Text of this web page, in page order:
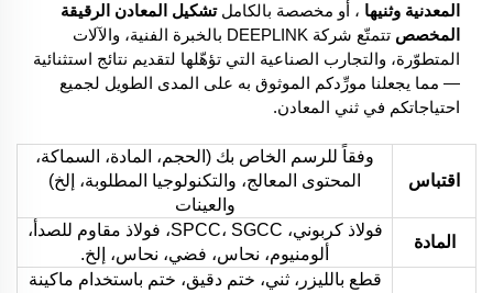
المعدنية وثنيها ، أو مخصصة بالكاملتشكيل المعادن الرقيقة
المخصص
تتمتّع شركة DEEPLINK بالخبرة الفنية، والآلات
المتطوّرة، والتجارب الصناعية التي تؤهّلها لتقديم نتائج استثنائية
— مما يجعلنا مورِّدكم الموثوق به على المدى الطويل لجميع
احتياجاتكم في ثني المعادن.
اقتباس
وفقاً للرسم الخاص بك (الحجم، المادة، السماكة،
المحتوى المعالج، والتكنولوجيا المطلوبة، إلخ)
والعينات
المادة
فولاذ كربوني، SPCC، SGCC، فولاذ مقاوم للصدأ،
ألومنيوم، نحاس، فضي، نحاس، إلخ.
قطع بالليزر، ثني، ختم دقيق، ختم باستخدام ماكينة